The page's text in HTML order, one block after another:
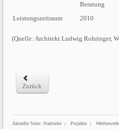
Beratung
Leistungszeitraum
2010
(Quelle: Architekt Ludwig Rohringer,
Zurück
Aktuelle Seite:Startseite Projekte